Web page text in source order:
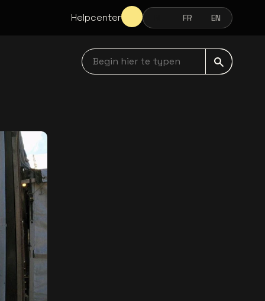
Helpcenter NEDERLANDSFRANÇAIS
FR ENGLISH
EN
Begin hier te typen navbar